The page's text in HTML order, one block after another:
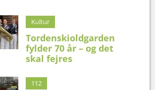
Kultur
Tordenskioldgarden
fylder 70 år – og det
skal fejres
112